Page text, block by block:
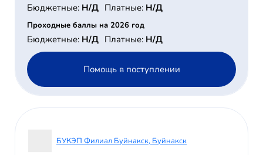
Бюджетные: Н/Д Платные: Н/Д
Проходные баллы на 2026 год
Бюджетные: Н/Д Платные: Н/Д
Помощь в поступлении
БУКЭП Филиал Буйнакск, Буйнакск